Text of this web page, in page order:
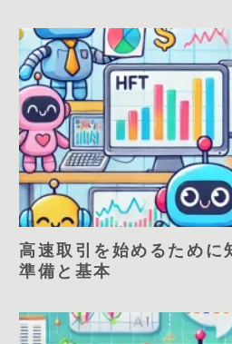
高速取引を始めるために
準備と基本